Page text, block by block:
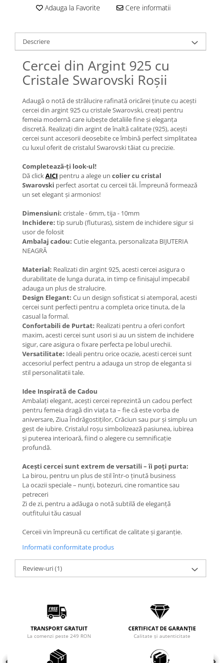
Lănțișoare cu Semilună
Lănțișoare cu Molecule
Lănțișoare cu Pietre Naturale
Lănțișoare Argint Diverse
COLIERE CU PERLE
Coliere cu Perle Preciosa
COLIERE ȘNUR REGLABIL
Coliere cu Inimioare
Coliere cu Cruce
Coliere cu Stea
Coliere cu Soare
Coliere cu Semilună
Coliere cu Zodii
Coliere cu Flori
Coliere cu Animale
Coliere cu Molecule
Coliere Diverse
BRĂȚĂRI CU ȘNUR REGLABIL
Brățări din Aur cu șnur reglabil
Brățări din Argint cu șnur reglabil
BRĂȚĂRI CU PIETRE SEMIPREȚIOASE
Brățări din Aur cu pietre
semiprețioase
Brățări din Argint cu pietre
semiprețioase
Brățări elastice cu pietre
BRĂȚĂRI DE PICIOR
Brățări de picior din Aur
Brățări de picior din Argint
COLIERE
Argint
Coliere cu pietre semiprețioase
Adauga la Favorite Cere informatii
Descriere
Cercei din Argint 925 cu
Cristale Swarovski Roșii
Adaugă o notă de strălucire rafinată oricărei ținute cu acești
cercei din argint 925 cu cristale Swarovski, creați pentru
femeia modernă care iubește detaliile fine și eleganța
discretă. Realizați din argint de înaltă calitate (925), acești
cercei sunt accesorii deosebite ce îmbină perfect simplitatea
cu luxul oferit de cristalul Swarovski tăiat cu precizie.
Completează-ți look-ul!
Dă clickAICI pentru a alege un colier cu cristal
Swarovski perfect asortat cu cerceii tăi. Împreună formează
un set elegant și armonios!
Dimensiuni: cristale - 6mm, tija - 10mm
Inchidere: tip surub (fluturas), sistem de inchidere sigur si
usor de folosit
Ambalaj cadou: Cutie eleganta, personalizata BIJUTERIA
NEAGRĂ
Material: Realizati din argint 925, acesti cercei asigura o
durabilitate de lunga durata, in timp ce finisajul impecabil
adauga un plus de stralucire.
Design Elegant: Cu un design sofisticat si atemporal, acesti
cercei sunt perfecti pentru a completa orice tinuta, de la
casual la formal.
Confortabili de Purtat: Realizati pentru a oferi confort
maxim, acesti cercei sunt usori si au un sistem de inchidere
sigur, care asigura o fixare perfecta pe lobul urechii.
Versatilitate: Ideali pentru orice ocazie, acesti cercei sunt
accesoriul perfect pentru a adauga un strop de eleganta si
stil personalitatii tale.
Idee Inspirată de Cadou
Ambalați elegant, acești cercei reprezintă un cadou perfect
pentru femeia dragă din viața ta – fie că este vorba de
aniversare, Ziua Îndrăgostiților, Crăciun sau pur și simplu un
gest de iubire. Cristalul roșu simbolizează pasiunea, iubirea
și puterea interioară, fiind o alegere cu semnificație
profundă.
Acești cercei sunt extrem de versatili – îi poți purta:
La birou, pentru un plus de stil într-o ținută business
La ocazii speciale – nunți, botezuri, cine romantice sau
petreceri
Zi de zi, pentru a adăuga o notă subtilă de eleganță
outfitului tău casual
Cerceii vin împreună cu certificat de calitate și garanție.
Informatii conformitate produs
Review-uri(1)
TRANSPORT GRATUIT
La comenzi peste 249 RON
CERTIFICAT DE GARANȚIE
Calitate și autenticitate